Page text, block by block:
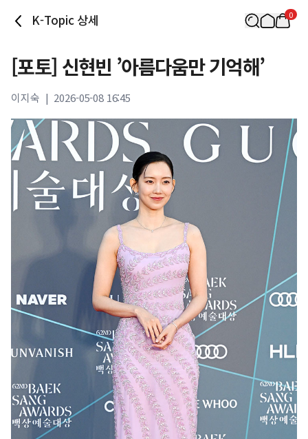
K-Topic 상세 0
[포토] 신현빈 ’아름다움만 기억해’
이지숙 | 2026-05-08 16:45